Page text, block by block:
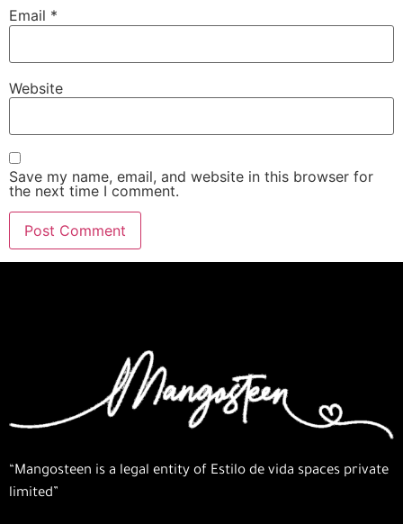
Email *
Website
Save my name, email, and website in this browser for
the next time I comment.
“Mangosteen is a legal entity of Estilo de vida spaces private
limited”